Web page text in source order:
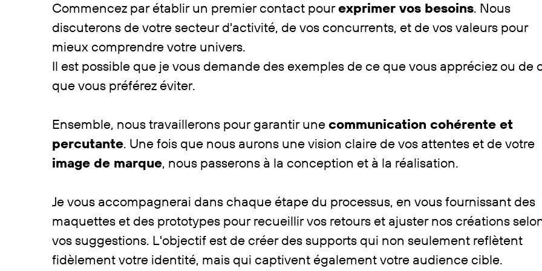
Commencez par établir un premier contact pourexprimer vos besoins. Nous ​
discuterons de votre secteur d'activité, de vos concurrents, et de vos valeurs pour ​
mieux comprendre votre univers.
Il est possible que je vous demande des exemples de ce que vous appréciez ou de
que vous préférez éviter.
Ensemble, nous travaillerons pour garantir unecommunication cohérente et ​
percutante. Une fois que nous aurons une vision claire de vos attentes et de votre ​
image de marque, nous passerons à la conception et à la réalisation.
Je vous accompagnerai dans chaque étape du processus, en vous fournissant des ​
maquettes et des prototypes pour recueillir vos retours et ajuster nos créations
vos suggestions. L'objectif est de créer des supports qui non seulement reflètent ​
fidèlement votre identité, mais qui captivent également votre audience cible.